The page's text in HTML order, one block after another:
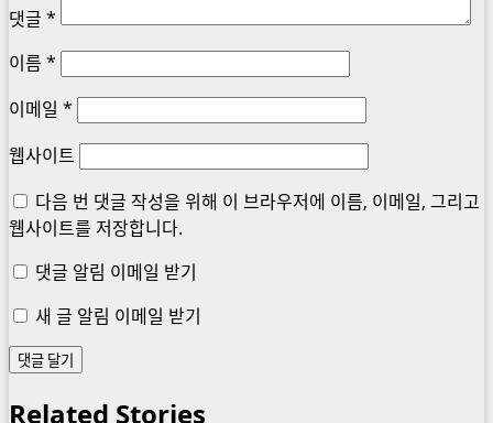
댓글 *
이름 *
이메일 *
웹사이트
다음 번 댓글 작성을 위해 이 브라우저에 이름, 이메일, 그리고
웹사이트를 저장합니다.
댓글 알림 이메일 받기
새 글 알림 이메일 받기
Related Stories